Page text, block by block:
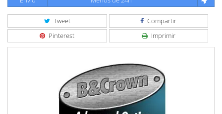
Tweet
Compartir
Pinterest
Imprimir